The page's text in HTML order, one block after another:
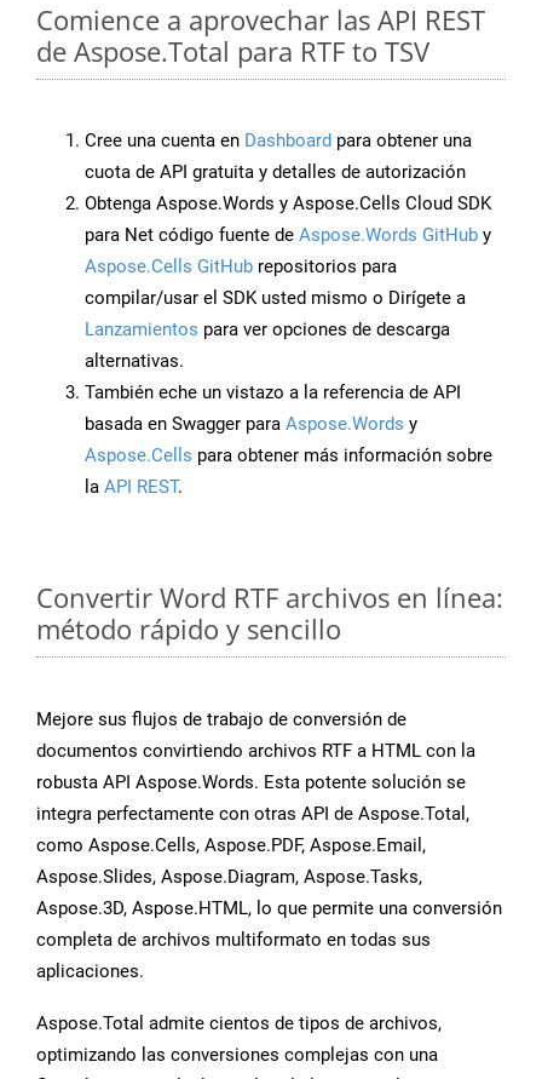
Comience a aprovechar las API REST
de Aspose.Total para RTF to TSV
Cree una cuenta en Dashboard para obtener una
cuota de API gratuita y detalles de autorización
Obtenga Aspose.Words y Aspose.Cells Cloud SDK
para Net código fuente de Aspose.Words GitHub y
Aspose.Cells GitHub repositorios para
compilar/usar el SDK usted mismo o Dirígete a
Lanzamientos para ver opciones de descarga
alternativas.
También eche un vistazo a la referencia de API
basada en Swagger para Aspose.Words y
Aspose.Cells para obtener más información sobre
la API REST.
Convertir Word RTF archivos en línea:
método rápido y sencillo
Mejore sus flujos de trabajo de conversión de
documentos convirtiendo archivos RTF a HTML con la
robusta API Aspose.Words. Esta potente solución se
integra perfectamente con otras API de Aspose.Total,
como Aspose.Cells, Aspose.PDF, Aspose.Email,
Aspose.Slides, Aspose.Diagram, Aspose.Tasks,
Aspose.3D, Aspose.HTML, lo que permite una conversión
completa de archivos multiformato en todas sus
aplicaciones.
Aspose.Total admite cientos de tipos de archivos,
optimizando las conversiones complejas con una